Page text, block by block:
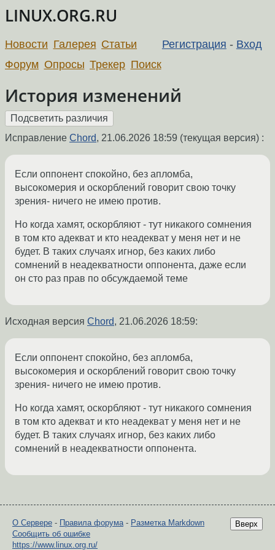
LINUX.ORG.RU
Регистрация - Вход
Новости Галерея Статьи
Форум Опросы Трекер Поиск
История изменений
Исправление Chord, 21.06.2026 18:59 (текущая версия) :
Если оппонент спокойно, без апломба,
высокомерия и оскорблений говорит свою точку
зрения- ничего не имею против.
Но когда хамят, оскорбляют - тут никакого сомнения
в том кто адекват и кто неадекват у меня нет и не
будет. В таких случаях игнор, без каких либо
сомнений в неадекватности оппонента, даже если
он сто раз прав по обсуждаемой теме
Исходная версия Chord, 21.06.2026 18:59:
Если оппонент спокойно, без апломба,
высокомерия и оскорблений говорит свою точку
зрения- ничего не имею против.
Но когда хамят, оскорбляют - тут никакого сомнения
в том кто адекват и кто неадекват у меня нет и не
будет. В таких случаях игнор, без каких либо
сомнений в неадекватности оппонента.
Вверх
О Сервере - Правила форума- Разметка Markdown
Сообщить об ошибке
https://www.linux.org.ru/